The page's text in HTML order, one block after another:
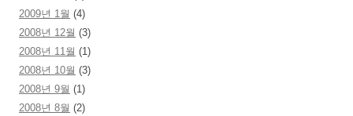
2009년 1월 (4)
2008년 12월 (3)
2008년 11월 (1)
2008년 10월 (3)
2008년 9월 (1)
2008년 8월 (2)